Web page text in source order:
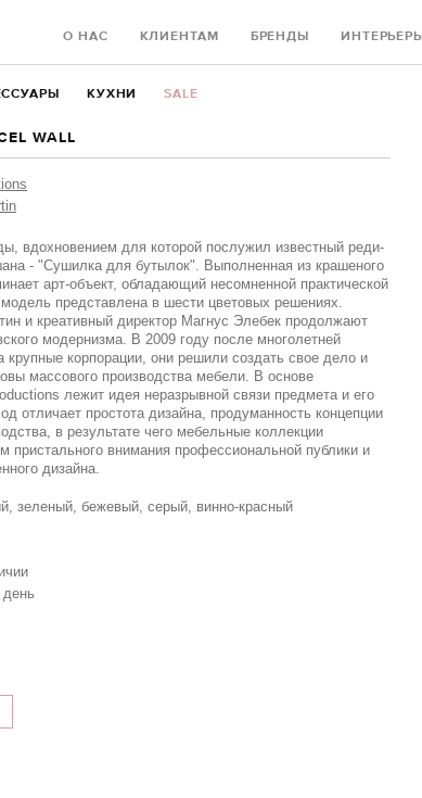
КУХНИ SALE
О НАС КЛИЕНТАМ БРЕНДЫ ИНТЕРЬЕРЫ
WALL
вдохновением для которой послужил известный реди-
- "Сушилка для бутылок". Выполненная из крашеного
арт-объект, обладающий несомненной практической
представлена в шести цветовых решениях.
и креативный директор Магнус Элебек продолжают
модернизма. В 2009 году после многолетней
крупные корпорации, они решили создать свое дело и
массового производства мебели. В основе
лежит идея неразрывной связи предмета и его
отличает простота дизайна, продуманность концепции
в результате чего мебельные коллекции
пристального внимания профессиональной публики и
дизайна.
зеленый, бежевый, серый, винно-красный
день